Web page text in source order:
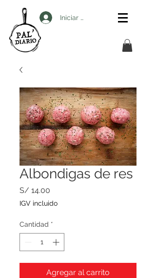
Iniciar sesión
Albondigas de res
S/ 14.00
IGV incluido
Cantidad *
Agregar al carrito